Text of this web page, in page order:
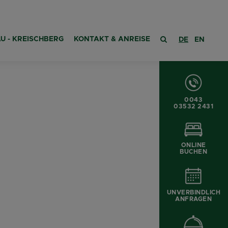
- KREISCHBERG KONTAKT & ANREISE
0043
03532 2431
ONLINE
BUCHEN
UNVERBINDLICH
ANFRAGEN
DE EN